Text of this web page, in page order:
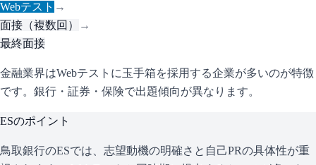
Webテスト →
面接（複数回）
→
最終面接
金融業界はWebテストに玉手箱を採用する企業が多いのが特徴
です。銀行・証券・保険で出題傾向が異なります。
ESのポイント
鳥取銀行のESでは、志望動機の明確さと自己PRの具体性が重